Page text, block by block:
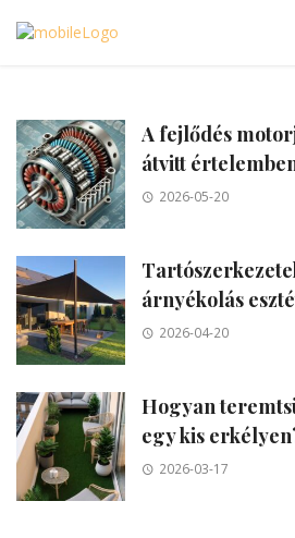
A fejlődés
átvitt
2026-05-20
árnyékolás
2026-04-20
Hogyan
egy kis
2026-03-17